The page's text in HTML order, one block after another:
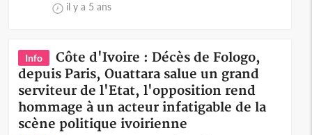
il y a 5 ans
Info
Côte d'Ivoire : Décès de Fologo,
depuis Paris, Ouattara salue un grand
serviteur de l'Etat, l'opposition rend
hommage à un acteur infatigable de la
scène politique ivoirienne